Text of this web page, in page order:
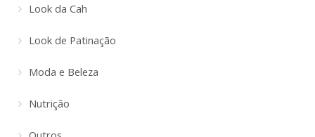
Look da Cah
Look de Patinação
Moda e Beleza
Nutrição